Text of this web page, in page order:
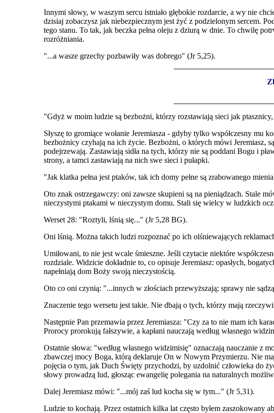
Innymi słowy, w waszym sercu istniało głębokie rozdarcie, a wy nie
dzisiaj zobaczysz jak niebezpiecznym jest żyć z podzielonym sercem.
tego stanu. To tak, jak beczka pełna oleju z dziurą w dnie. To chwilę
rozróżniania.
"...a wasze grzechy pozbawiły was dobrego" (Jr 5,25).
"Gdyż w moim ludzie są bezbożni, którzy rozstawiają sieci jak
Słyszę to gromiące wołanie Jeremiasza - gdyby tylko współczesny mu
bezbożnicy czyhają na ich życie. Bezbożni, o których mówi Jeremiasz,
podejrzewają. Zastawiają sidła na tych, którzy nie są poddani Bogu i
strony, a tamci zastawiają na nich swe sieci i pułapki.
"Jak klatka pełna jest ptaków, tak ich domy pełne są zrabowanego
Oto znak ostrzegawczy: oni zawsze skupieni są na pieniądzach. Stale
nieczystymi ptakami w nieczystym domu. Stali się wielcy w ludzkich
Werset 28: "Roztyli, lśnią się..." (Jr 5,28 BG).
Oni lśnią. Można takich ludzi rozpoznać po ich olśniewających
Umiłowani, to nie jest wcale śmieszne. Jeśli czytacie niektóre
rozdziale. Widzicie dokładnie to, co opisuje Jeremiasz: opasłych,
napełniają dom Boży swoją nieczystością.
Oto co oni czynią: "...innych w złościach przewyższają; sprawy nie
Znaczenie tego wersetu jest takie. Nie dbają o tych, którzy mają
Następnie Pan przemawia przez Jeremiasza: "Czy za to nie mam ich
Prorocy prorokują fałszywie, a kapłani nauczają według własnego
Ostatnie słowa: "według własnego widzimisię" oznaczają nauczanie z
zbawczej mocy Boga, którą deklaruje On w Nowym Przymierzu. Nie
pojęcia o tym, jak Duch Święty przychodzi, by uzdolnić człowieka do
słowy prowadzą lud, głosząc ewangelię polegania na naturalnych
Dalej Jeremiasz mówi: "...mój zaś lud kocha się w tym..." (Jr 5,31).
Ludzie to kochają. Przez ostatnich kilka lat często byłem zaszokowany